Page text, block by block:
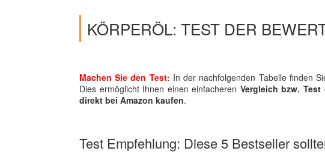
KÖRPERÖL: TEST DER
Machen Sie den Test: In der nachfolgenden Tabelle finden
Dies ermöglicht Ihnen einen einfacheren Vergleich bzw. Test
direkt bei Amazon kaufen.
Test Empfehlung: Diese 5 Bestseller